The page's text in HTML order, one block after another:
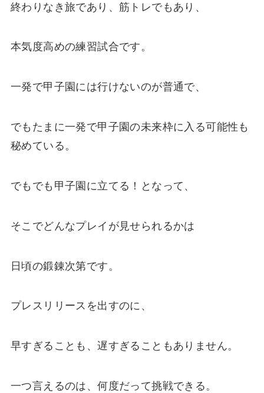
終わりなき旅であり、筋トレでもあり、
本気度高めの練習試合です。
一発で甲子園には行けないのが普通で、
でもたまに一発で甲子園の未来枠に入る可能性も
秘めている。
でもでも甲子園に立てる！となって、
そこでどんなプレイが見せられるかは
日頃の鍛錬次第です。
プレスリリースを出すのに、
早すぎることも、遅すぎることもありません。
一つ言えるのは、何度だって挑戦できる。